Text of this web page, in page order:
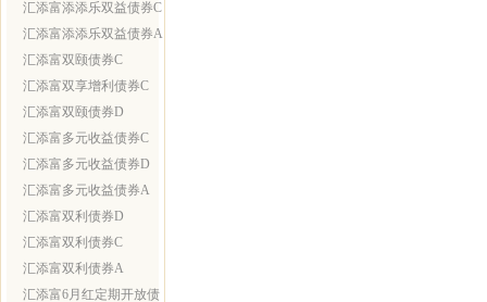
汇添富添添乐双益债券C
汇添富添添乐双益债券A
汇添富双颐债券C
汇添富双享增利债券C
汇添富双颐债券D
汇添富多元收益债券C
汇添富多元收益债券D
汇添富多元收益债券A
汇添富双利债券D
汇添富双利债券C
汇添富双利债券A
汇添富6月红定期开放债